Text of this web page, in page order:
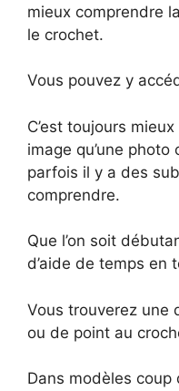
mieux comprendre
le crochet.
Vous pouvez y
C’est toujours
image qu’une
parfois il y a des
comprendre.
Que l’on soit
d’aide de temps en
Vous trouverez une
ou de point au
Dans modèles